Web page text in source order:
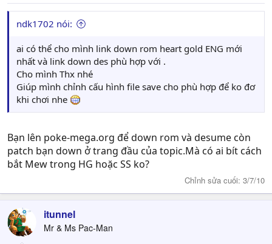
ndk1702 nói:
ai có thể cho mình link down rom heart gold ENG mới
nhất và link down des phù hợp với .
Cho mình Thx nhé
Giúp mình chỉnh cấu hình file save cho phù hợp để ko đơ
khi chơi nhe
Bạn lên poke-mega.org để down rom và desume còn
patch bạn down ở trang đầu của topic.Mà có ai bít cách
bắt Mew trong HG hoặc SS ko?
Chỉnh sửa cuối: 3/7/10
itunnel
Mr & Ms Pac-Man